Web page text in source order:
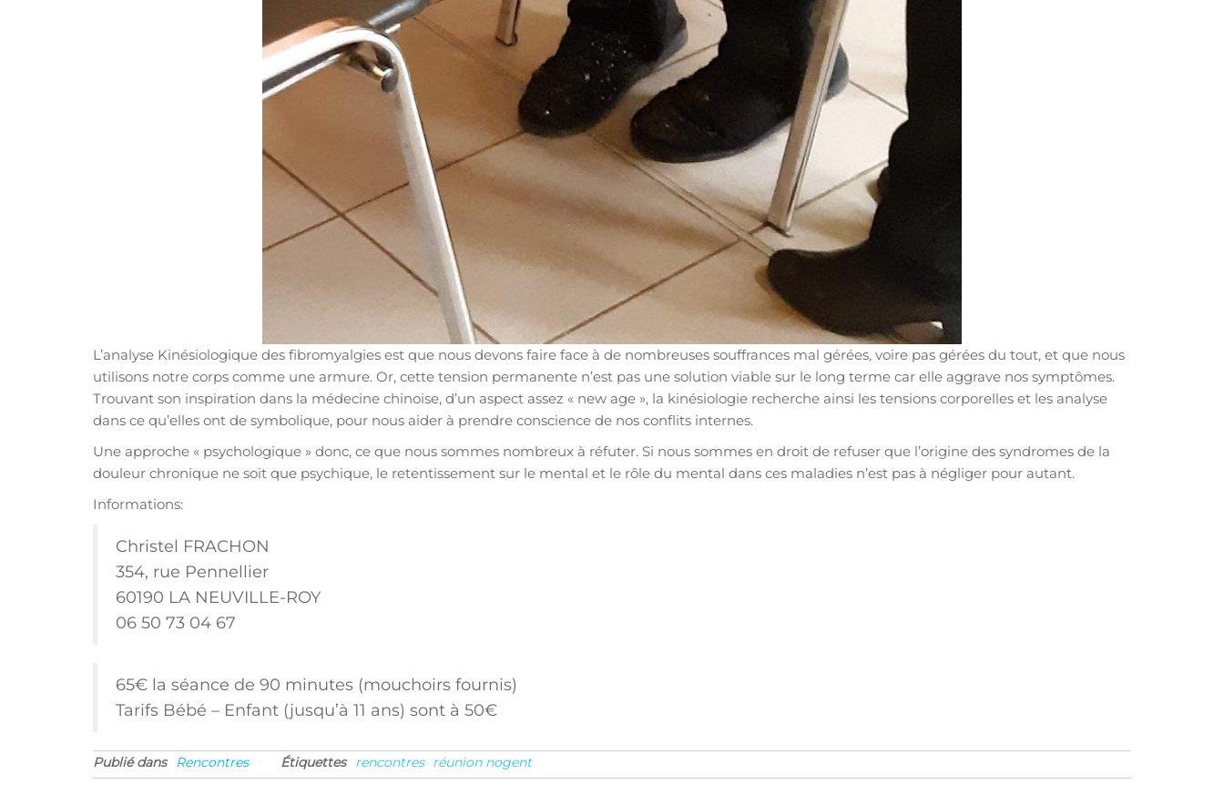
L’analyse Kinésiologique des fibromyalgies est que nous devons faire face à de nombreuses souffrances mal gérées, voire pas gérées du tout, et que nous
utilisons notre corps comme une armure. Or, cette tension permanente n’est pas une solution viable sur le long terme car elle aggrave nos symptômes.
Trouvant son inspiration dans la médecine chinoise, d’un aspect assez « new age », la kinésiologie recherche ainsi les tensions corporelles et les analyse
dans ce qu’elles ont de symbolique, pour nous aider à prendre conscience de nos conflits internes.
Une approche « psychologique » donc, ce que nous sommes nombreux à réfuter. Si nous sommes en droit de refuser que l’origine des syndromes de la
douleur chronique ne soit que psychique, le retentissement sur le mental et le rôle du mental dans ces maladies n’est pas à négliger pour autant.
Informations:
Christel FRACHON
354, rue Pennellier
60190 LA NEUVILLE-ROY
06 50 73 04 67
65€ la séance de 90 minutes (mouchoirs fournis)
Tarifs Bébé – Enfant (jusqu’à 11 ans) sont à 50€
Publié dans Rencontres Étiquettes rencontres réunion nogent